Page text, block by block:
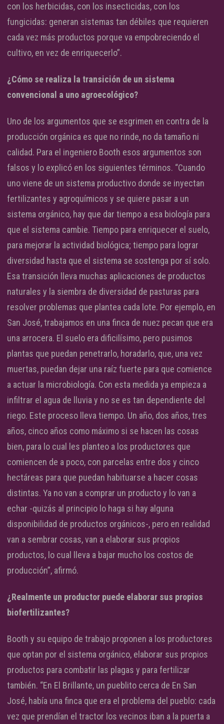
con los herbicidas, con los insecticidas, con los
fungicidas: generan sistemas tan débiles que requieren
cada vez más productos porque va empobreciendo el
cultivo, en vez de enriquecerlo”.
¿Cómo se realiza la transición de un sistema
convencional a uno agroecológico?
Uno de los argumentos que se esgrimen en contra de la
producción orgánica es que no rinde, no da tamaño ni
calidad. Para el ingeniero Booth esos argumentos son
falsos y lo explicó en los siguientes términos. “Cuando
uno viene de un sistema productivo donde se inyectan
fertilizantes y agroquímicos y se quiere pasar a un
sistema orgánico, hay que dar tiempo a esa biología para
que el sistema cambie. Tiempo para enriquecer el suelo,
para mejorar la actividad biológica; tiempo para lograr
diversidad hasta que el sistema se sostenga por sí solo.
Esa transición lleva muchas aplicaciones de productos
naturales y la siembra de diversidad de pasturas para
resolver problemas que plantea cada lote. Por ejemplo, en
San José, trabajamos en una finca de nuez pecan que era
una arrocera. El suelo era dificilísimo, pero pusimos
plantas que puedan penetrarlo, horadarlo, que, una vez
muertas, puedan dejar una raíz fuerte para que comience
a actuar la microbiología. Con esta medida ya empieza a
infiltrar el agua de lluvia y no se es tan dependiente del
riego. Este proceso lleva tiempo. Un año, dos años, tres
años, cinco años como máximo si se hacen las cosas
bien, para lo cual les planteo a los productores que
comiencen de a poco, con parcelas entre dos y cinco
hectáreas para que puedan habituarse a hacer cosas
distintas. Ya no van a comprar un producto y lo van a
echar -quizás al principio lo haga si hay alguna
disponibilidad de productos orgánicos-, pero en realidad
van a sembrar cosas, van a elaborar sus propios
productos, lo cual lleva a bajar mucho los costos de
producción”, afirmó.
¿Realmente un productor puede elaborar sus propios
biofertilizantes?
Booth y su equipo de trabajo proponen a los productores
que optan por el sistema orgánico, elaborar sus propios
productos para combatir las plagas y para fertilizar
también. “En El Brillante, un pueblito cerca de En San
José, había una finca que era el problema del pueblo: cada
vez que prendían el tractor los vecinos iban a la puerta a